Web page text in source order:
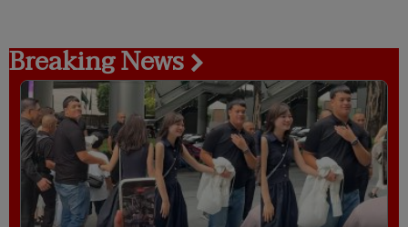
Breaking News